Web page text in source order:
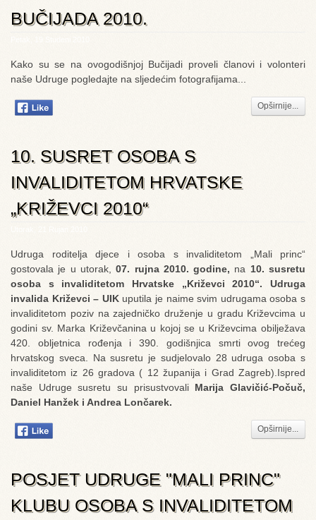
BUČIJADA 2010.
Kako su se na ovogodišnjoj Bučijadi proveli članovi i volonteri
naše Udruge pogledajte na sljedećim fotografijama...
Opširnije...
10. SUSRET OSOBA S
INVALIDITETOM HRVATSKE
„KRIŽEVCI 2010“
Udruga roditelja djece i osoba s invaliditetom „Mali princ“
gostovala je u utorak,07. rujna 2010. godine, na 10. susretu
osoba s invaliditetom Hrvatske „Križevci 2010“. Udruga
invalida Križevci – UIK uputila je naime svim udrugama osoba s
invaliditetom poziv na zajedničko druženje u gradu Križevcima u
godini sv. Marka Križevčanina u kojoj se u Križevcima obilježava
420. obljetnica rođenja i 390. godišnjica smrti ovog trećeg
hrvatskog sveca. Na susretu je sudjelovalo 28 udruga osoba s
invaliditetom iz 26 gradova ( 12 županija i Grad Zagreb).Ispred
naše Udruge susretu su prisustvovali Marija Glavičić-Počuč,
Daniel Hanžek i Andrea Lončarek.
Opširnije...
POSJET UDRUGE "MALI PRINC"
KLUBU OSOBA S INVALIDITETOM